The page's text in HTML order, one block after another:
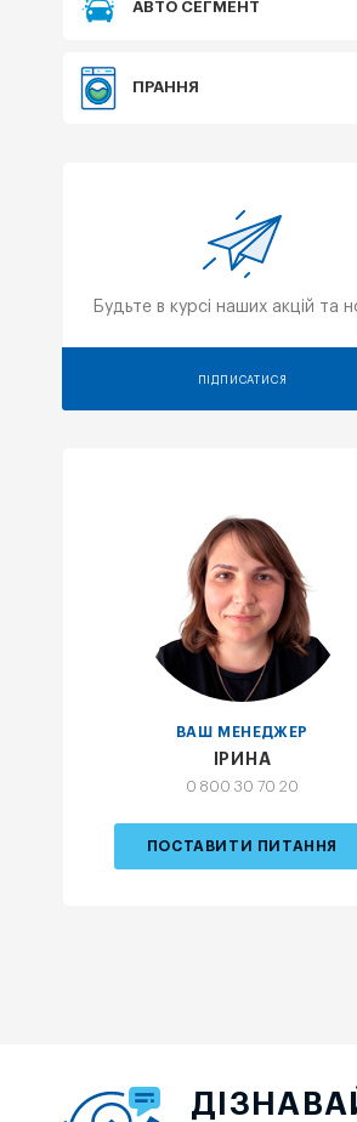
АВТО СЕГМЕНТ
ПРАННЯ
Будьте в курсі наших акцій та
ПІДПИСАТИСЯ
ВАШ МЕНЕДЖЕР
ІРИНА
0 800 30 70 20
ПОСТАВИТИ ПИТАННЯ